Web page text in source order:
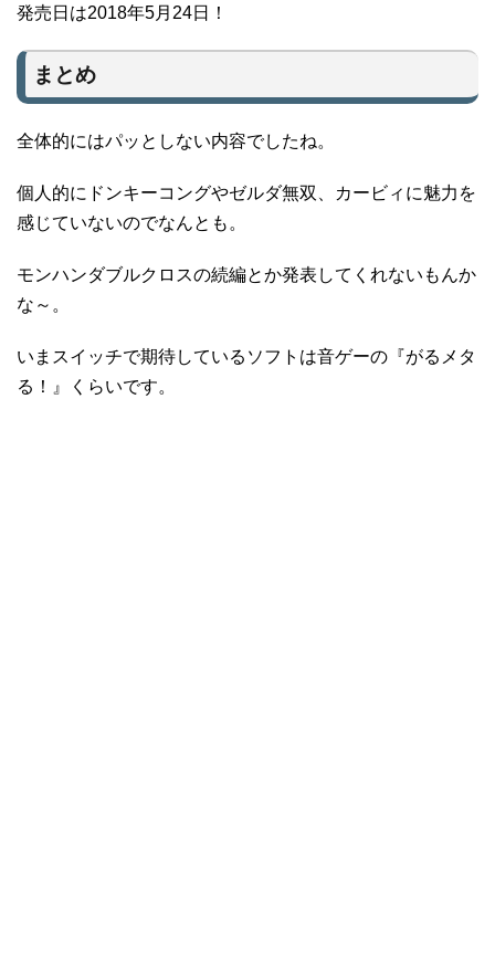
発売日は2018年5月24日！
まとめ
全体的にはパッとしない内容でしたね。
個人的にドンキーコングやゼルダ無双、カービィに魅力を
感じていないのでなんとも。
モンハンダブルクロスの続編とか発表してくれないもんか
な～。
いまスイッチで期待しているソフトは音ゲーの『がるメタ
る！』くらいです。